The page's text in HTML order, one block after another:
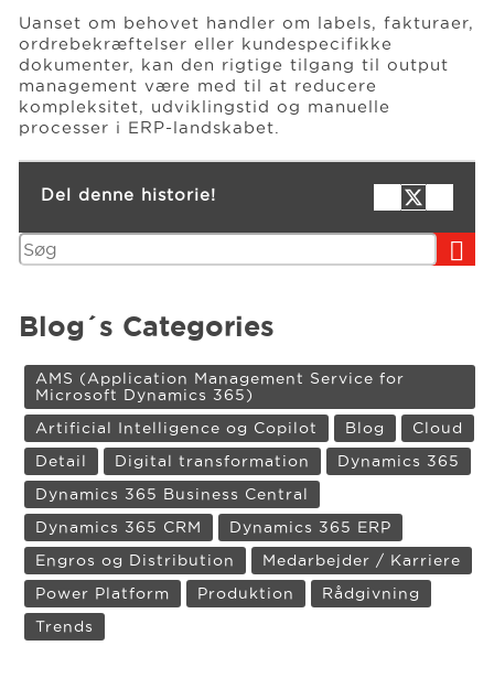
Uanset om behovet handler om labels, fakturaer,
ordrebekræftelser eller kundespecifikke
dokumenter, kan den rigtige tilgang til output
management være med til at reducere
kompleksitet, udviklingstid og manuelle
processer i ERP-landskabet.
Del denne historie!
Søg
Blog´s Categories
AMS (Application Management Service for
Microsoft Dynamics 365)
Artificial Intelligence og Copilot
Blog
Cloud
Detail
Digital transformation
Dynamics 365
Dynamics 365 Business Central
Dynamics 365 CRM
Dynamics 365 ERP
Engros og Distribution
Medarbejder / Karriere
Power Platform
Produktion
Rådgivning
Trends